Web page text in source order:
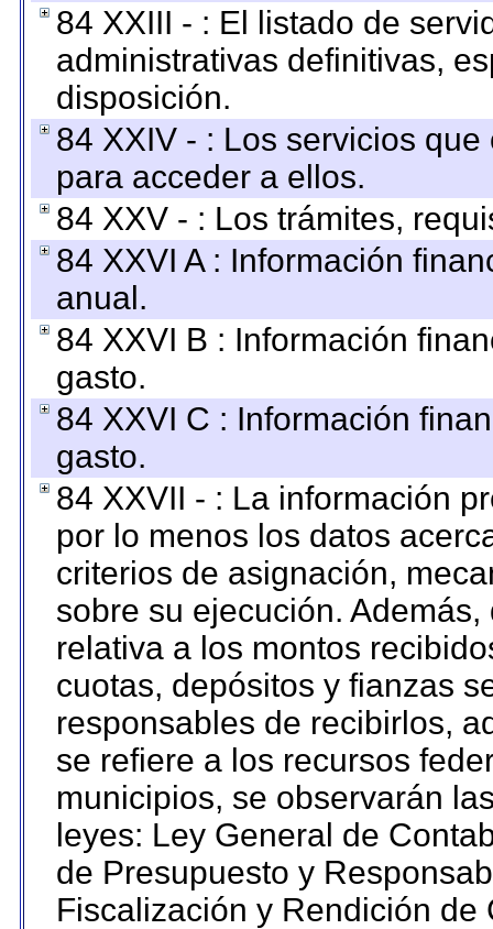
84 XXIII - : El listado de
administrativas definitivas,
disposición.
84 XXIV - : Los servicios
para acceder a ellos.
84 XXV - : Los trámites,
84 XXVI A : Información
anual.
84 XXVI B : Información
gasto.
84 XXVI C : Información
gasto.
84 XXVII - : La información
por lo menos los datos
criterios de asignación,
sobre su ejecución.
relativa a los montos
cuotas, depósitos y fianzas
responsables de recibirlos,
se refiere a los recursos
municipios, se observarán
leyes: Ley General de
de Presupuesto y
Fiscalización y Rendición